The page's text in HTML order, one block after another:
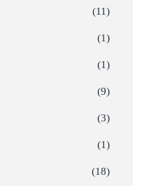
(11)
(1)
(1)
(9)
(3)
(1)
(18)